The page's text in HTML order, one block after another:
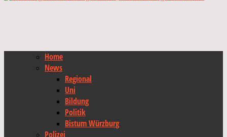
Home
News
Regional
Uni
Bildung
Politik
Bistum Würzburg
Polizei